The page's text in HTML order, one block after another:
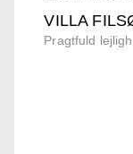
VILLA
Pragtfuld